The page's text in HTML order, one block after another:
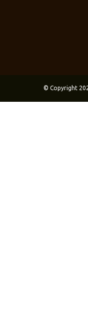
© Copyright